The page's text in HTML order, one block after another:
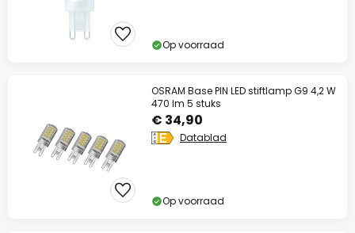
Op voorraad
OSRAM Base PIN LED stiftlamp G9 4,2 W
470 lm 5 stuks
€ 34,90
Datablad
Op voorraad